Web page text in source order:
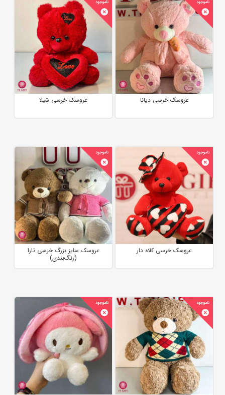
عروسک خرسی دیانا عروسک خرسی شیلا
عروسک خرسی کلاه دار عروسک سایز بزرگ خرسی تارا
(رنگ‌بندی)